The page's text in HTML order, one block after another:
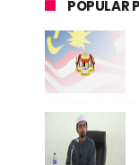
POPULAR